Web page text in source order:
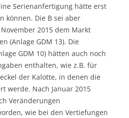
Serienanfertigung hätte erst
können. Die B sei aber
2015 dem Markt
(Anlage GDM 13). Die
GDM 10) hätten auch noch
enthalten, wie z.B. für
der Kalotte, in denen die
werde. Nach Januar 2015
Veränderungen
wie bei den Vertiefungen